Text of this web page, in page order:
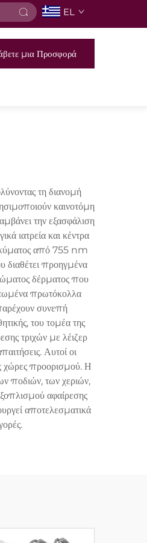
EL
μια Προσφορά
τη διανομή
καινοτόμη
την εξασφάλιση
ιατρεία και κέντρα
κύματος από 755 nm
διαθέτει προηγμένα
δέρματος που
πρωτόκολλα
συνεπή
του τομέα της
τριχών με λέιζερ
Αυτοί οι
χώρες προορισμού. Η
ποδιών, των χεριών,
αφαίρεσης
αποτελεσματικά